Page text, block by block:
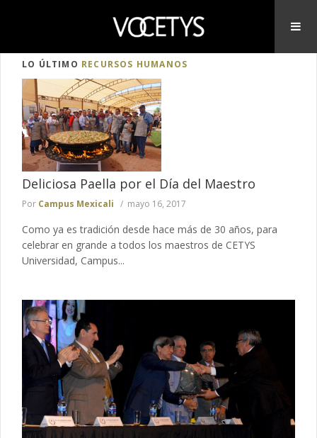
LO ÚLTIMO RECURSOS HUMANOS
Deliciosa Paella por el Día del Maestro
Por Campus Mexicali mayo 16, 2017
Como ya es tradición desde hace más de 30 años, para
celebrar en grande a todos los maestros de CETYS
Universidad, Campus...